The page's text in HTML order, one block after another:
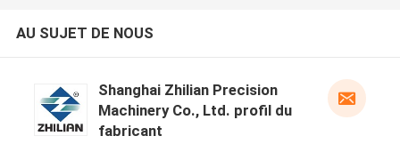
AU SUJET DE NOUS
Shanghai Zhilian Precision
Machinery Co., Ltd. profil du
fabricant